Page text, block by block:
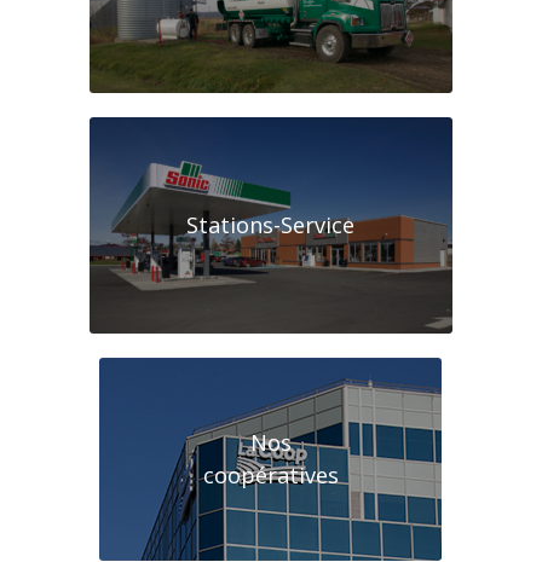
Stations-Service
Nos
coopératives